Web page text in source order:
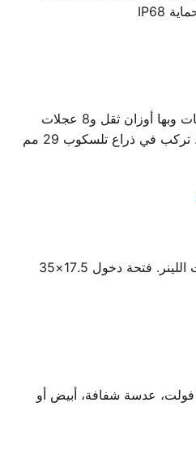
مكنسة شفط من أجود الخامات وبها أوزان ثقل و8 عجلات
ومزودة ب4 أثقال و6 أغطية. تركب في ذراع تلسكوب 29 مم
سكيمر فوهة واسعة لحمامات اللينر. فتحة دخول 17.5×35
لمبة LED بديلة 24 وات، 12 فولت، عدسة شفافة، أبيض أو